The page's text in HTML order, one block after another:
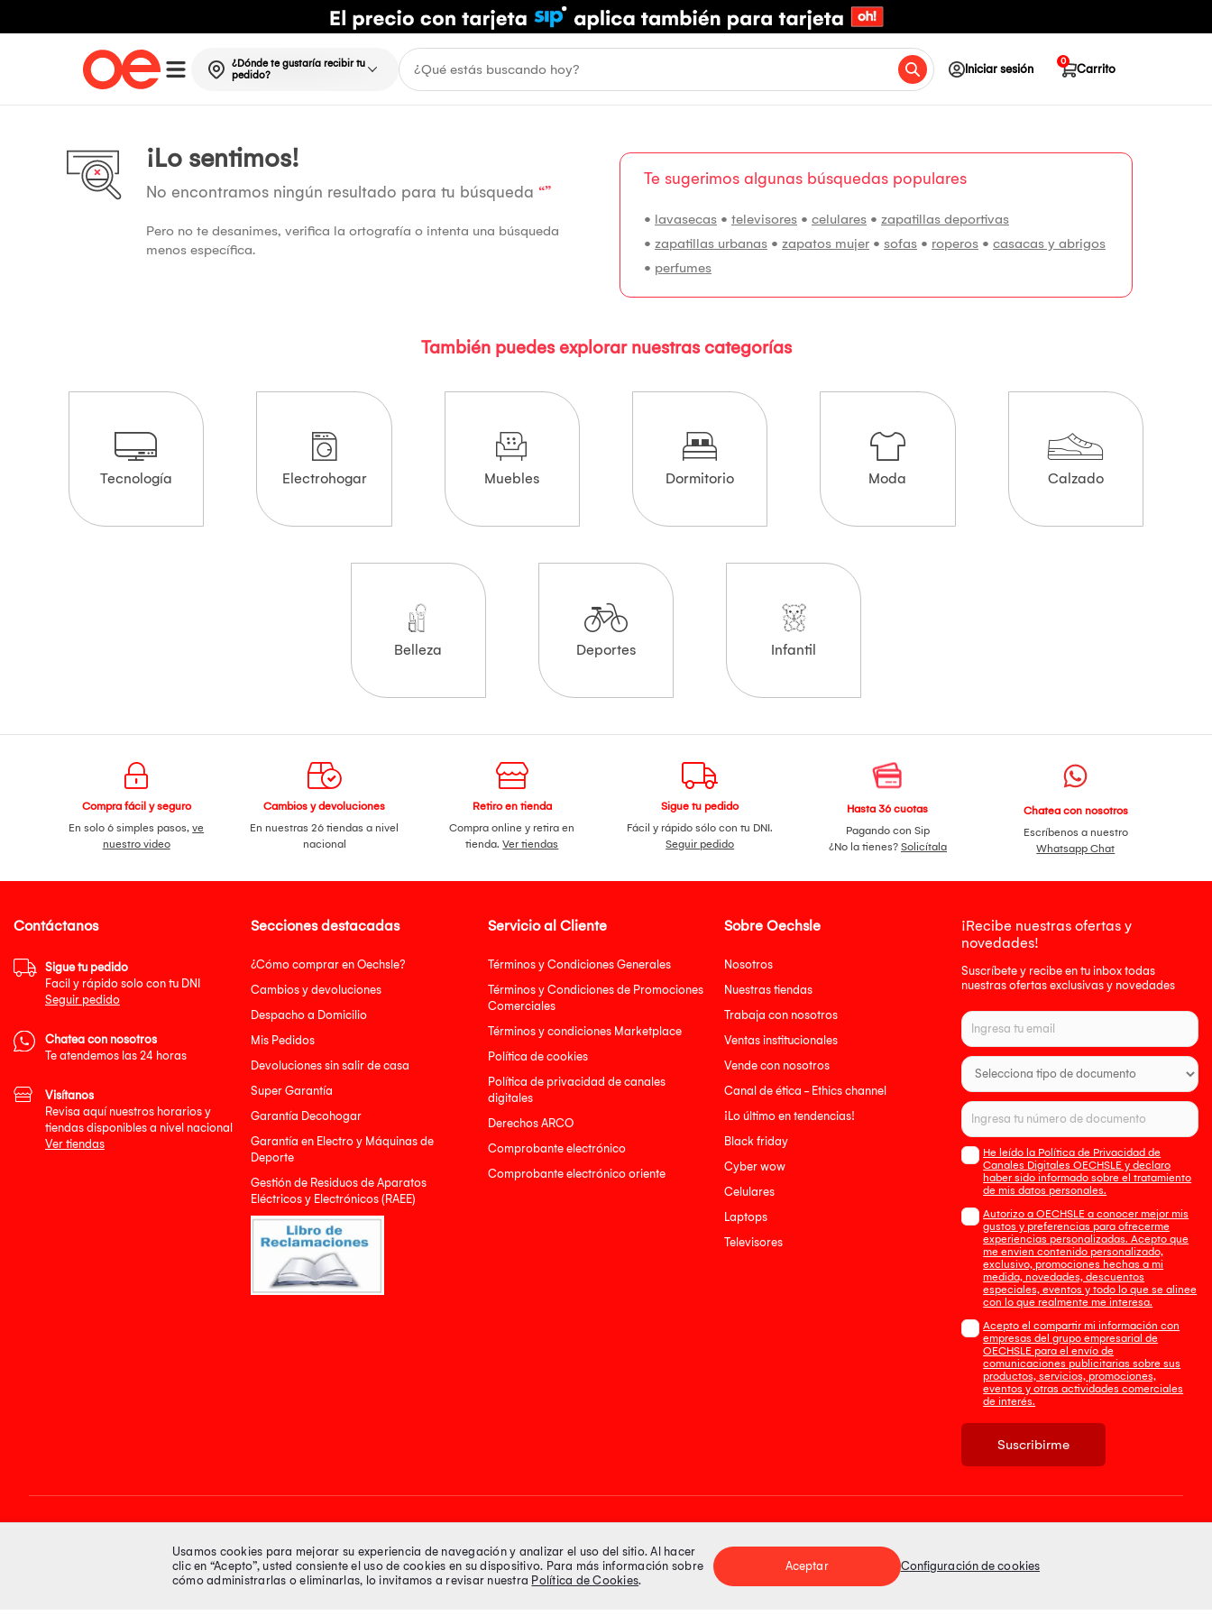
¿Dónde te gustaría recibir tu
pedido?
Iniciar sesión Carrito
0
¡Lo sentimos!
No encontramos ningún resultado para tu búsqueda “”
Pero no te desanimes, verifica la ortografía o intenta una búsqueda
menos específica.
Te sugerimos algunas búsquedas populares
• lavasecas • televisores • celulares • zapatillas deportivas
• zapatillas urbanas • zapatos mujer • sofas • roperos • casacas y abrigos
• perfumes
También puedes explorar nuestras categorías
Tecnología Electrohogar Muebles Dormitorio Moda Calzado
Belleza Deportes Infantil
Compra fácil y seguro
En solo 6 simples pasos,ve
nuestro video
Cambios y devoluciones
En nuestras 26 tiendas a nivel
nacional
Retiro en tienda
Compra online y retira en
tienda.Ver tiendas
Sigue tu pedido
Fácil y rápido sólo con tu DNI.
Seguir pedido
Hasta 36 cuotas
Pagando con Sip
¿No la tienes? Solicítala
Chatea con nosotros
Escríbenos a nuestro
Whatsapp Chat
Secciones destacadas
¿Cómo comprar en Oechsle?
Cambios y devoluciones
Despacho a Domicilio
Mis Pedidos
Devoluciones sin salir de casa
Super Garantía
Garantía Decohogar
Garantía en Electro y Máquinas de
Deporte
Gestión de Residuos de Aparatos
Eléctricos y Electrónicos (RAEE)
Servicio al Cliente
Términos y Condiciones Generales
Términos y Condiciones de Promociones
Comerciales
Términos y condiciones Marketplace
Política de cookies
Política de privacidad de canales
digitales
Derechos ARCO
Comprobante electrónico
Comprobante electrónico oriente
Sobre Oechsle
Nosotros
Nuestras tiendas
Trabaja con nosotros
Ventas institucionales
Vende con nosotros
Canal de ética - Ethics channel
¡Lo último en tendencias!
Black friday
Cyber wow
Celulares
Laptops
Televisores
¡Recibe nuestras ofertas y
novedades!
Suscríbete y recibe en tu inbox todas
nuestras ofertas exclusivas y novedades
He leído la Política de Privacidad de
Canales Digitales OECHSLE y declaro
haber sido informado sobre el tratamiento
de mis datos personales.
Autorizo a OECHSLE a conocer mejor mis
gustos y preferencias para ofrecerme
experiencias personalizadas. Acepto que
me envien contenido personalizado,
exclusivo, promociones hechas a mi
medida, novedades, descuentos
especiales, eventos y todo lo que se alinee
con lo que realmente me interesa.
Acepto el compartir mi información con
empresas del grupo empresarial de
OECHSLE para el envío de
comunicaciones publicitarias sobre sus
productos, servicios, promociones,
eventos y otras actividades comerciales
de interés.
Suscribirme
Contáctanos
Sigue tu pedido
Facil y rápido solo con tu DNI
Seguir pedido
Chatea con nosotros
Te atendemos las 24 horas
Visítanos
Revisa aquí nuestros horarios y
tiendas disponibles a nivel nacional
Ver tiendas
Síguenos en Medios de pago Tienda 100% Segura
Usamos cookies para mejorar su experiencia de navegación y analizar el uso del sitio. Al hacer
clic en “Acepto”, usted consiente el uso de cookies en su dispositivo. Para más información sobre
cómo administrarlas o eliminarlas, lo invitamos a revisar nuestra Política de Cookies.
Aceptar Configuración de cookies